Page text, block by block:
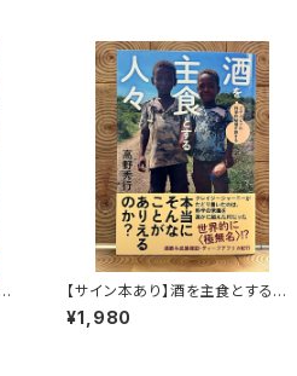
【サイン本あり】酒を主食とする
人々 エチオピアの科学的秘境を
旅する
¥1,980